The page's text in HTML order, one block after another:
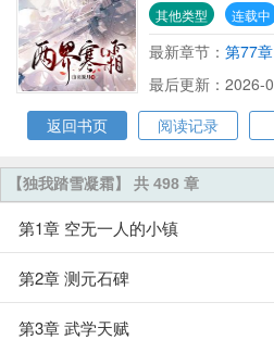
其他类型 连载中
最新章节： 第77
最后更新：2026-
返回书页
阅读记录
【独我踏雪凝霜】 共 498 章
第1章 空无一人的小镇
第2章 测元石碑
第3章 武学天赋